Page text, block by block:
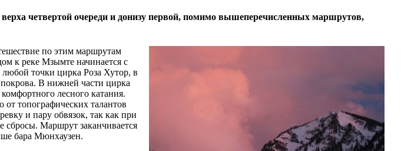
четвертой очереди и донизу первой, помимо вышеперечисленных маршрутов,
по этим маршрутам
к реке Мзымте начинается с
точки цирка Роза Хутор, в
В нижней части цирка
лесного катания.
от топографических талантов
и пару обвязок, так как при
сбросы. Маршрут заканчивается
бара Мюнхаузен.